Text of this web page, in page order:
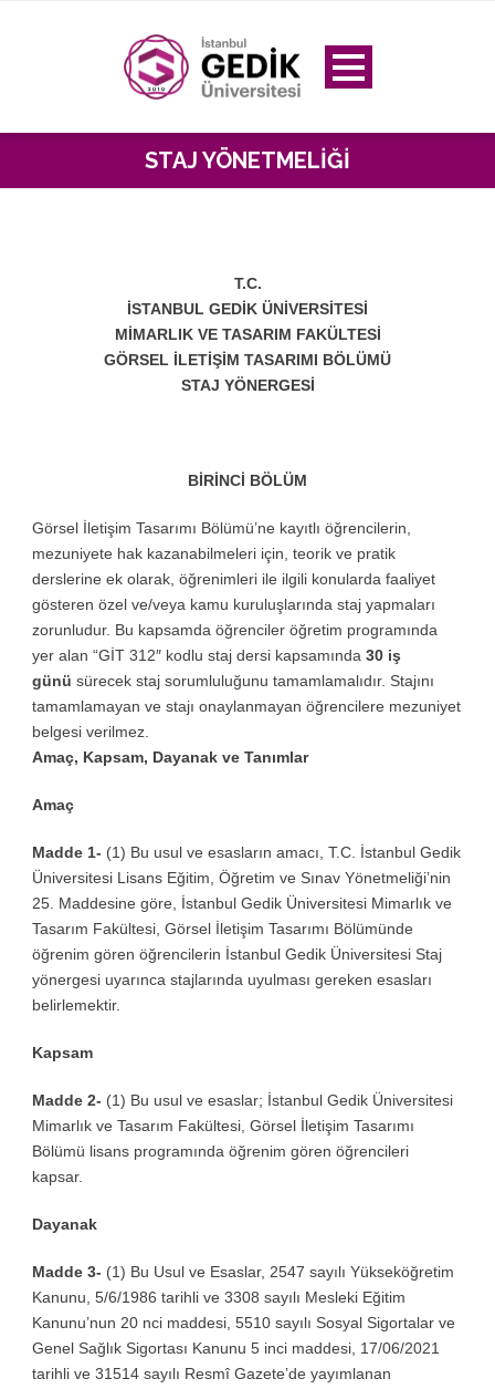
STAJ YÖNETMELIĞI
T.C.
İSTANBUL GEDİK ÜNİVERSİTESİ
MİMARLIK VE TASARIM FAKÜLTESİ
GÖRSEL İLETİŞİM TASARIMI BÖLÜMÜ
STAJ YÖNERGESİ
BİRİNCİ BÖLÜM
Görsel İletişim Tasarımı Bölümü’ne kayıtlı öğrencilerin,
mezuniyete hak kazanabilmeleri için, teorik ve pratik
derslerine ek olarak, öğrenimleri ile ilgili konularda faaliyet
gösteren özel ve/veya kamu kuruluşlarında staj yapmaları
zorunludur. Bu kapsamda öğrenciler öğretim programında
yer alan “GİT 312″ kodlu staj dersi kapsamında 30 iş
günü sürecek staj sorumluluğunu tamamlamalıdır. Stajını
tamamlamayan ve stajı onaylanmayan öğrencilere mezuniyet
belgesi verilmez.
Amaç, Kapsam, Dayanak ve Tanımlar
Amaç
Madde 1- (1) Bu usul ve esasların amacı, T.C. İstanbul Gedik
Üniversitesi Lisans Eğitim, Öğretim ve Sınav Yönetmeliği’nin
25. Maddesine göre, İstanbul Gedik Üniversitesi Mimarlık ve
Tasarım Fakültesi, Görsel İletişim Tasarımı Bölümünde
öğrenim gören öğrencilerin İstanbul Gedik Üniversitesi Staj
yönergesi uyarınca stajlarında uyulması gereken esasları
belirlemektir.
Kapsam
Madde 2- (1) Bu usul ve esaslar; İstanbul Gedik Üniversitesi
Mimarlık ve Tasarım Fakültesi, Görsel İletişim Tasarımı
Bölümü lisans programında öğrenim gören öğrencileri
kapsar.
Dayanak
Madde 3- (1) Bu Usul ve Esaslar, 2547 sayılı Yükseköğretim
Kanunu, 5/6/1986 tarihli ve 3308 sayılı Mesleki Eğitim
Kanunu’nun 20 nci maddesi, 5510 sayılı Sosyal Sigortalar ve
Genel Sağlık Sigortası Kanunu 5 inci maddesi, 17/06/2021
tarihli ve 31514 sayılı Resmî Gazete’de yayımlanan